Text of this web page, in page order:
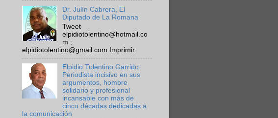
Dr. Julín Cabrera, El
Diputado de La Romana
Tweet
elpidiotolentino@hotmail.co
m ;
elpidiotolentino@gmail.com Imprimir
Elpidio Tolentino Garrido:
Periodista incisivo en sus
argumentos, hombre
solidario y profesional
incansable con más de
cinco décadas dedicadas a
la comunicación